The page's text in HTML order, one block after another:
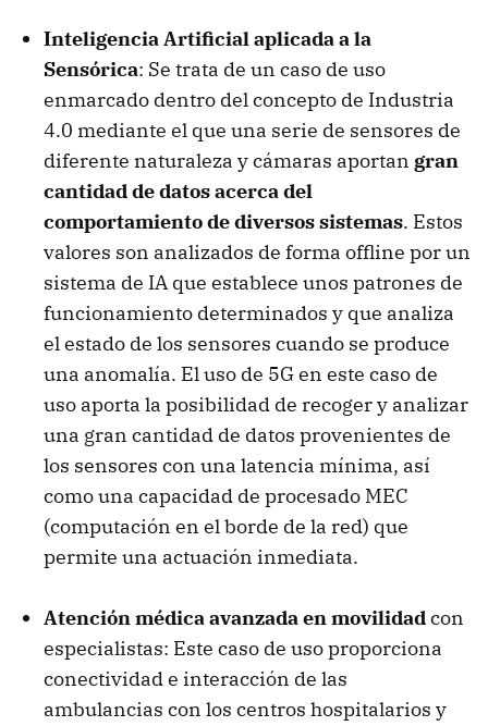
Inteligencia Artificial aplicada a la
Sensórica: Se trata de un caso de uso
enmarcado dentro del concepto de Industria
4.0 mediante el que una serie de sensores de
diferente naturaleza y cámaras aportan gran
cantidad de datos acerca del
comportamiento de diversos sistemas. Estos
valores son analizados de forma offline por un
sistema de IA que establece unos patrones de
funcionamiento determinados y que analiza
el estado de los sensores cuando se produce
una anomalía. El uso de 5G en este caso de
uso aporta la posibilidad de recoger y analizar
una gran cantidad de datos provenientes de
los sensores con una latencia mínima, así
como una capacidad de procesado MEC
(computación en el borde de la red) que
permite una actuación inmediata.
Atención médica avanzada en movilidadcon
especialistas: Este caso de uso proporciona
conectividad e interacción de las
ambulancias con los centros hospitalarios y